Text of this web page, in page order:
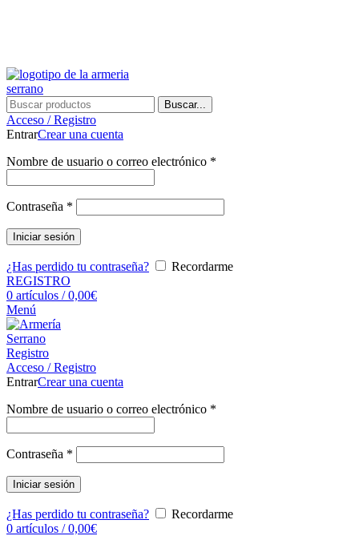
Buscar...
Acceso / Registro
EntrarCrear una cuenta
Nombre de usuario o correo electrónico *
Contraseña *
Iniciar sesión
¿Has perdido tu contraseña?
Recordarme
REGISTRO
0 artículos / 0,00€
Menú
Registro
Acceso / Registro
EntrarCrear una cuenta
Nombre de usuario o correo electrónico *
Contraseña *
Iniciar sesión
¿Has perdido tu contraseña?
Recordarme
0 artículos / 0,00€